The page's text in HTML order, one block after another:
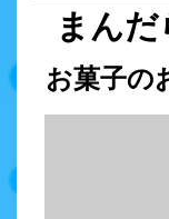
まん
お菓子の